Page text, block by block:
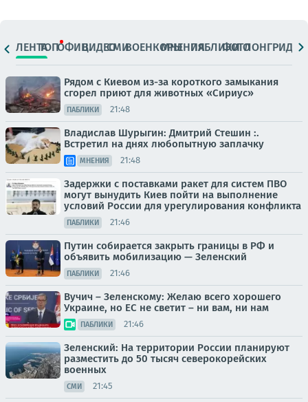
ЛЕНТАТОПОФИЦ.ВИДЕОСМИВОЕНКОРЫМНЕНИЯПАБЛИКИ
ФОТОЛОНГРИДЫ
Рядом с Киевом из-за короткого замыкания
сгорел приют для животных «Сириус»
ПАБЛИКИ 21:48
Владислав Шурыгин: Дмитрий Стешин :.
Встретил на днях любопытную заплачку
МНЕНИЯ 21:48
Задержки с поставками ракет для систем ПВО
могут вынудить Киев пойти на выполнение
условий России для урегулирования конфликта
ПАБЛИКИ 21:46
Путин собирается закрыть границы в РФ и
объявить мобилизацию — Зеленский
ПАБЛИКИ 21:46
Вучич – Зеленскому: Желаю всего хорошего
Украине, но ЕС не светит – ни вам, ни нам
ПАБЛИКИ 21:46
Зеленский: На территории России планируют
разместить до 50 тысяч северокорейских
военных
СМИ 21:45